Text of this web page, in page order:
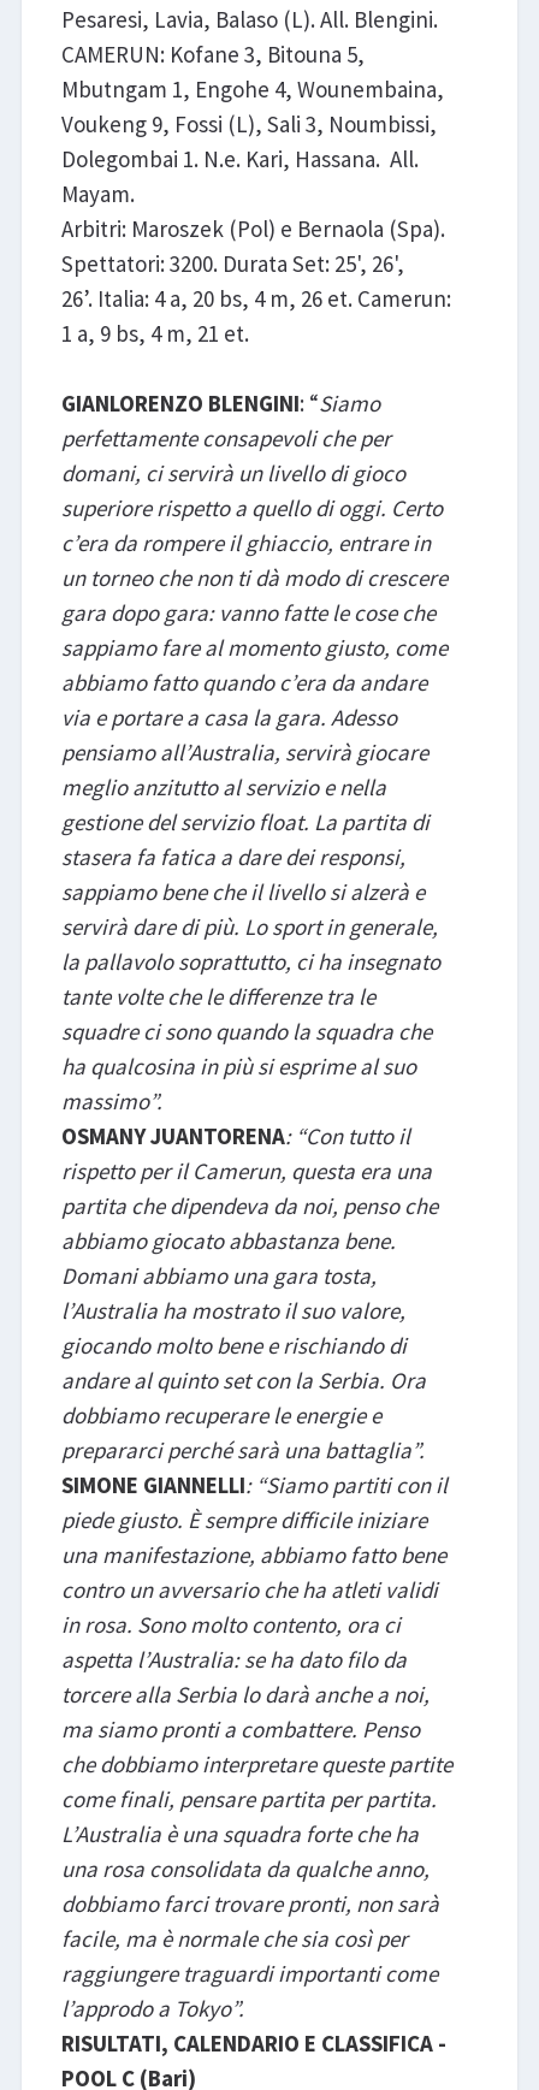
Pesaresi, Lavia, Balaso (L). All. Blengini.
CAMERUN: Kofane 3, Bitouna 5,
Mbutngam 1, Engohe 4, Wounembaina,
Voukeng 9, Fossi (L), Sali 3, Noumbissi,
Dolegombai 1. N.e. Kari, Hassana. All.
Mayam.
Arbitri: Maroszek (Pol) e Bernaola (Spa).
Spettatori: 3200. Durata Set: 25', 26',
26’. Italia: 4 a, 20 bs, 4 m, 26 et. Camerun:
1 a, 9 bs, 4 m, 21 et.
GIANLORENZO BLENGINI: “Siamo
perfettamente consapevoli che per
domani, ci servirà un livello di gioco
superiore rispetto a quello di oggi. Certo
c’era da rompere il ghiaccio, entrare in
un torneo che non ti dà modo di crescere
gara dopo gara: vanno fatte le cose che
sappiamo fare al momento giusto, come
abbiamo fatto quando c’era da andare
via e portare a casa la gara. Adesso
pensiamo all’Australia, servirà giocare
meglio anzitutto al servizio e nella
gestione del servizio float. La partita di
stasera fa fatica a dare dei responsi,
sappiamo bene che il livello si alzerà e
servirà dare di più. Lo sport in generale,
la pallavolo soprattutto, ci ha insegnato
tante volte che le differenze tra le
squadre ci sono quando la squadra che
ha qualcosina in più si esprime al suo
massimo”.
OSMANY JUANTORENA: “Con tutto il
rispetto per il Camerun, questa era una
partita che dipendeva da noi, penso che
abbiamo giocato abbastanza bene.
Domani abbiamo una gara tosta,
l’Australia ha mostrato il suo valore,
giocando molto bene e rischiando di
andare al quinto set con la Serbia. Ora
dobbiamo recuperare le energie e
prepararci perché sarà una battaglia”.
SIMONE GIANNELLI: “Siamo partiti con il
piede giusto. È sempre difficile iniziare
una manifestazione, abbiamo fatto bene
contro un avversario che ha atleti validi
in rosa. Sono molto contento, ora ci
aspetta l’Australia: se ha dato filo da
torcere alla Serbia lo darà anche a noi,
ma siamo pronti a combattere. Penso
che dobbiamo interpretare queste partite
come finali, pensare partita per partita.
L’Australia è una squadra forte che ha
una rosa consolidata da qualche anno,
dobbiamo farci trovare pronti, non sarà
facile, ma è normale che sia così per
raggiungere traguardi importanti come
l’approdo a Tokyo”.
RISULTATI, CALENDARIO E CLASSIFICA -
POOL C (Bari)